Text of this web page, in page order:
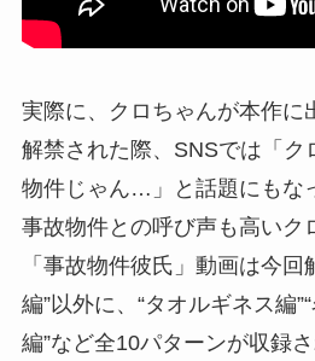
実際に、クロちゃんが本作に
解禁された際、SNSでは「ク
物件じゃん…」と話題にもな
事故物件との呼び声も高いク
「事故物件彼氏」動画は今回
編”以外に、“タオルギネス編
編”など全10パターンが収録さ